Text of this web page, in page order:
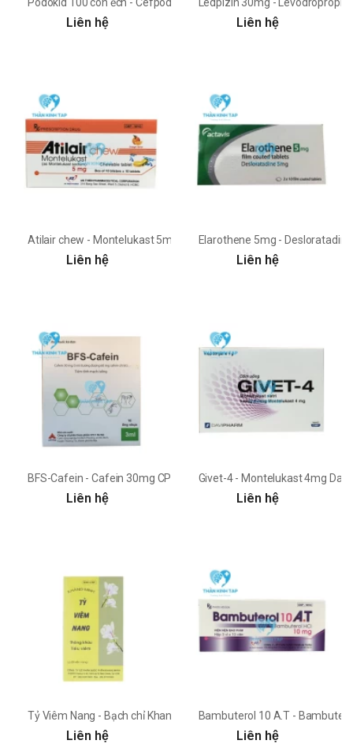
Liên hệ Liên hệ
Atilair chew - Montelukast 5mg An Thiên
Liên hệ
Elarothene 5mg - Desloratadin
Liên hệ
BFS-Cafein - Cafein 30mg CPC1HN
Liên hệ
Givet-4 - Montelukast 4mg
Liên hệ
Tỷ Viêm Nang - Bạch chỉ Khang Minh
Liên hệ
Bambuterol 10 A.T -
Liên hệ